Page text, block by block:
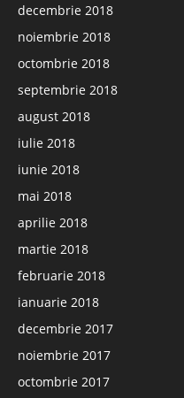
decembrie 2018
noiembrie 2018
octombrie 2018
septembrie 2018
august 2018
iulie 2018
iunie 2018
mai 2018
aprilie 2018
martie 2018
februarie 2018
ianuarie 2018
decembrie 2017
noiembrie 2017
octombrie 2017